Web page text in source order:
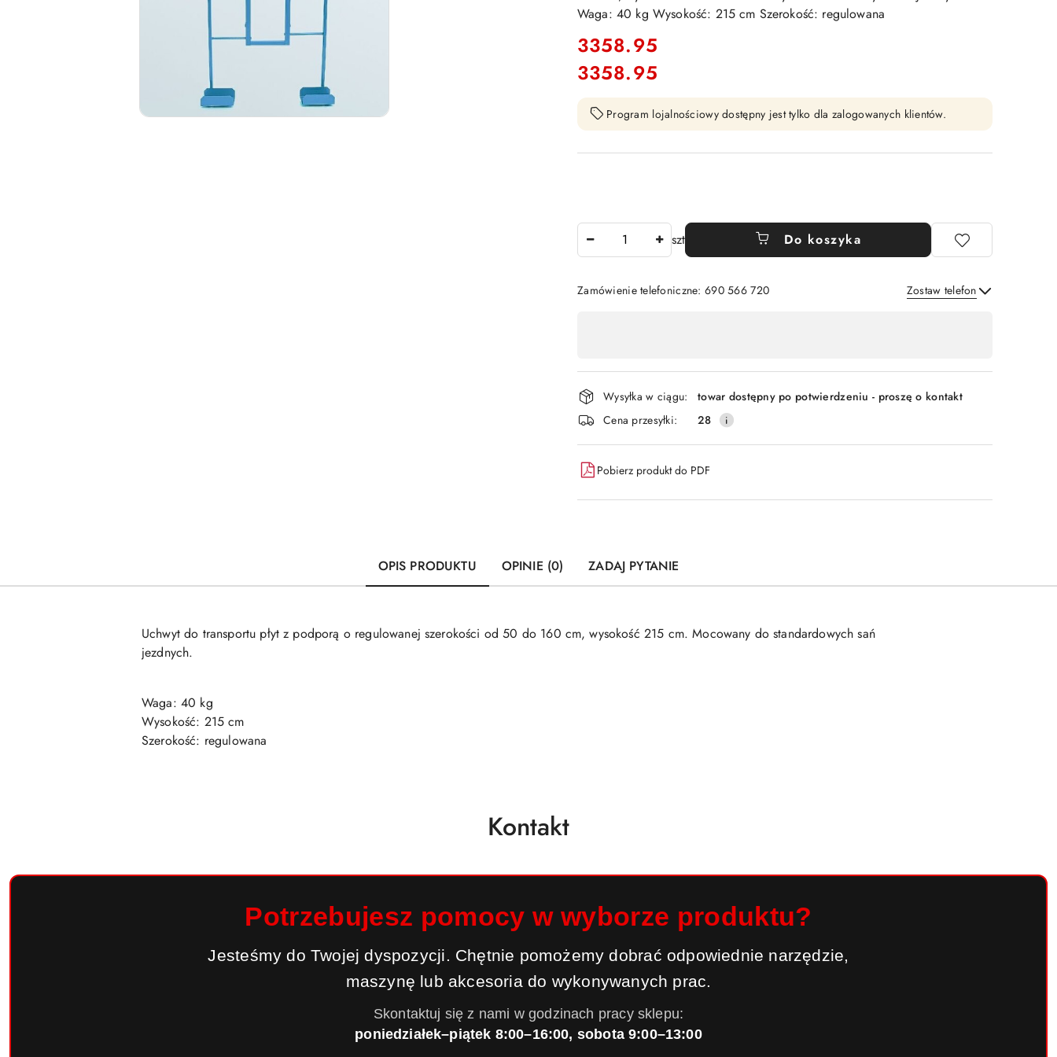
Waga: 40 kg Wysokość: 215 cm Szerokość: regulowana
cena:
3358.95
Cena:
3358.95
Program lojalnościowy dostępny jest tylko dla zalogowanych klientów.
szt Do koszyka
Zamówienie telefoniczne: 690 566 720 Zostaw telefon
płatność
i
dostawa
Wysyłka w ciągu:
towar dostępny po potwierdzeniu - proszę o kontakt
Cena przesyłki:
28
Pobierz produkt do PDF
OPIS PRODUKTU OPINIE (0) ZADAJ PYTANIE
Uchwyt do transportu płyt z podporą o regulowanej szerokości od 50 do 160 cm, wysokość 215 cm. Mocowany do standardowych sań
jezdnych.
Waga: 40 kg
Wysokość: 215 cm
Szerokość: regulowana
Kontakt
Potrzebujesz pomocy w wyborze produktu?
Jesteśmy do Twojej dyspozycji. Chętnie pomożemy dobrać odpowiednie narzędzie,
maszynę lub akcesoria do wykonywanych prac.
Skontaktuj się z nami w godzinach pracy sklepu:
poniedziałek–piątek 8:00–16:00, sobota 9:00–13:00